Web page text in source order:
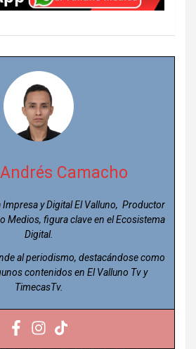
Camacho
Impresa y Digital El Valluno, Productor
Medios, figura clave en el Ecosistema
Digital.
al periodismo, destacándose como
contenidos en El Valluno Tv y
TimecasTv.